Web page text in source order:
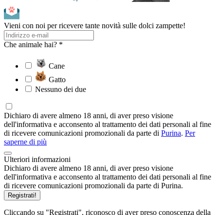
Vieni con noi per ricevere tante novità sulle dolci zampette!
Che animale hai? *
Cane
Gatto
Nessuno dei due
Dichiaro di avere almeno 18 anni, di aver preso visione
dell'informativa e acconsento al trattamento dei dati personali al fine
di ricevere comunicazioni promozionali da parte di Purina. Per
saperne di più
Ulteriori informazioni
Dichiaro di avere almeno 18 anni, di aver preso visione
dell'informativa e acconsento al trattamento dei dati personali al fine
di ricevere comunicazioni promozionali da parte di Purina.
Registrati!
Cliccando su "Registrati", riconosco di aver preso conoscenza della